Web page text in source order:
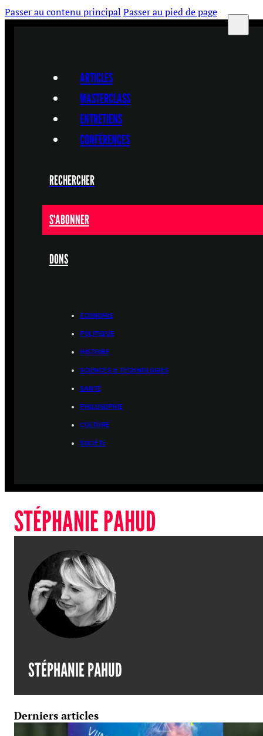
Passer au contenu principal Passer au pied de page
ARTICLES
MASTERCLASS
ENTRETIENS
CONFÉRENCES
RECHERCHER
S'ABONNER
DONS
ÉCONOMIE
POLITIQUE
HISTOIRE
SCIENCES & TECHNOLOGIES
SANTÉ
PHILOSOPHIE
CULTURE
SOCIÉTÉ
STÉPHANIE PAHUD
STÉPHANIE PAHUD
Derniers articles